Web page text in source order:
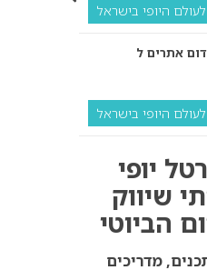
לעולם היופי בישראל
לעולם היופי בישראל
העסק שלך צריך
דיגיטלי לעסקים
קידום ל‑AI לעומת קידום
יופי
שיווק
הביוטי
מדריכים